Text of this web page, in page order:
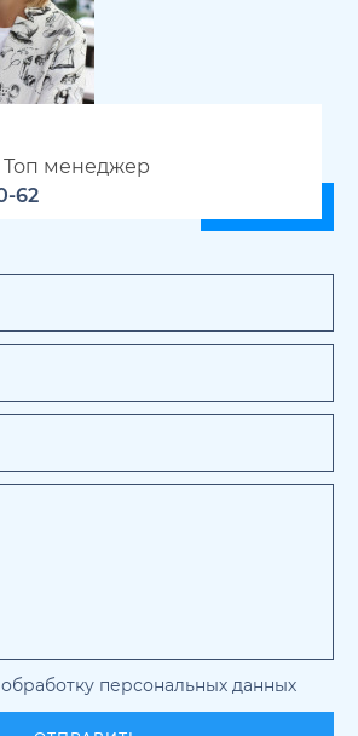
Топ менеджер
62
персональных данных